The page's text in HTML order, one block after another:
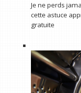
Je ne perds
cette astuce
gratuite